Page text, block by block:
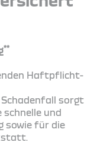
**
Haftpflicht-
sorgt
schnelle und
sowie für die